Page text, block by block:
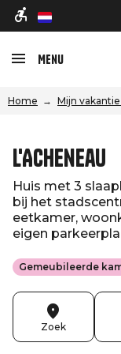
nl
Menu
Home Mijn
L'Acheneau
Huis met 3
bij het
eetkamer,
eigen
Gemeubileerde
Zoek